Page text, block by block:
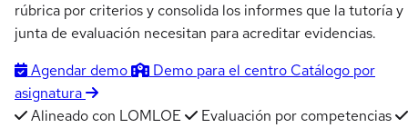
rúbrica por criterios y consolida los informes que la tutoría y
junta de evaluación necesitan para acreditar evidencias.
Agendar demo
Demo para el centro Catálogo por
asignatura
Alineado con LOMLOE
Evaluación por competencias